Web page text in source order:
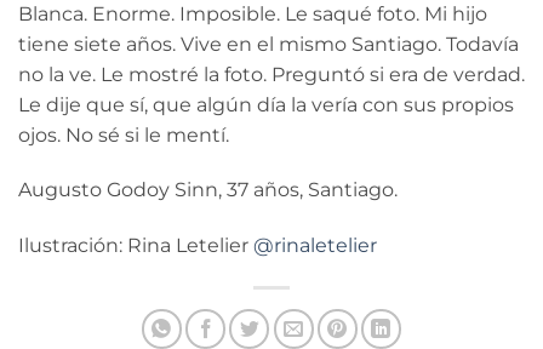
Blanca. Enorme. Imposible. Le saqué foto. Mi hijo
tiene siete años. Vive en el mismo Santiago. Todavía
no la ve. Le mostré la foto. Preguntó si era de verdad.
Le dije que sí, que algún día la vería con sus propios
ojos. No sé si le mentí.
Augusto Godoy Sinn, 37 años, Santiago.
Ilustración: Rina Letelier @rinaletelier